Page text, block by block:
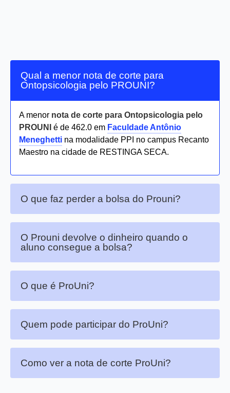
Qual a menor nota de corte para
Ontopsicologia pelo PROUNI?
A menor nota de corte para Ontopsicologia pelo
PROUNI
é de 462.0 em Faculdade Antônio
Meneghetti na modalidade PPI no campus Recanto
Maestro na cidade de RESTINGA SECA.
O que faz perder a bolsa do Prouni?
O Prouni devolve o dinheiro quando o
aluno consegue a bolsa?
O que é ProUni?
Quem pode participar do ProUni?
Como ver a nota de corte ProUni?